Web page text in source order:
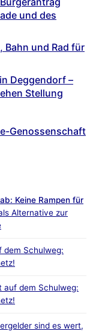
und des
Bahn und Rad für
Deggendorf –
Stellung
Genossenschaft
Keine Rampen für
Alternative zur
dem Schulweg:
auf dem Schulweg:
sind es wert,